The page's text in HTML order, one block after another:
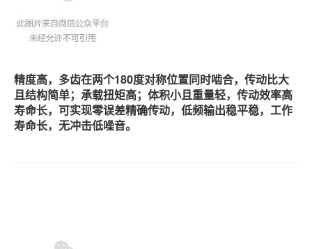
精度高，多齿在两个180度对称位置同时啮合，传动比大
且结构简单；承载扭矩高；体积小且重量轻，传动效率高
寿命长，可实现零误差精确传动，低频输出稳平稳，工作
寿命长，无冲击低噪音。